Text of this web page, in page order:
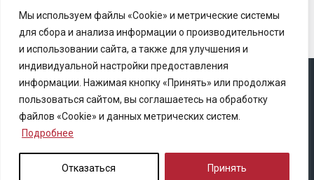
Мы используем файлы «Cookie» и метрические системы
для сбора и анализа информации о производительности
и использовании сайта, а также для улучшения и
индивидуальной настройки предоставления
информации. Нажимая кнопку «Принять» или продолжая
пользоваться сайтом, вы соглашаетесь на обработку
файлов «Cookie» и данных метрических систем.
Подробнее
Отказаться Принять
Copyright © 2025 Ассоциация «Некоммерческого
партнерство содействия развитию страхового рынка
«Центр страховой безопасности»
Правила републикации
Политика конфиденциальности